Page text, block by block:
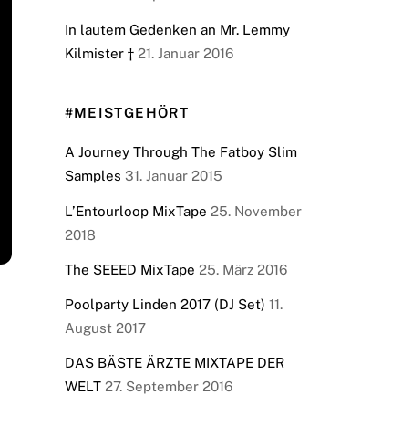
In lautem Gedenken an Mr. Lemmy
Kilmister †21. Januar 2016
#MEISTGEHÖRT
A Journey Through The Fatboy Slim
Samples 31. Januar 2015
L’Entourloop MixTape 25. November
2018
The SEEED MixTape 25. März 2016
Poolparty Linden 2017 (DJ Set) 11.
August 2017
DAS BÄSTE ÄRZTE MIXTAPE DER
WELT27. September 2016